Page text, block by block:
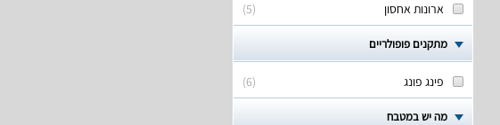
(
5
) ארונות אחסון
מתקנים פופולריים
(
6
) פינג פונג
מה יש במטבח